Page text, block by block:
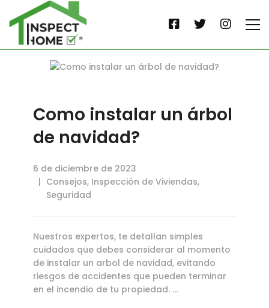
Como instalar un árbol
de navidad?
6 de diciembre de 2023
Consejos, Inspección de Viviendas,
Seguridad
Nuestros expertos, te detallan simples
cuidados que debes considerar al momento
de instalar un arbol de navidad, evitando
riesgos de accidentes que pueden terminar
en el incendio de tu propiedad. …